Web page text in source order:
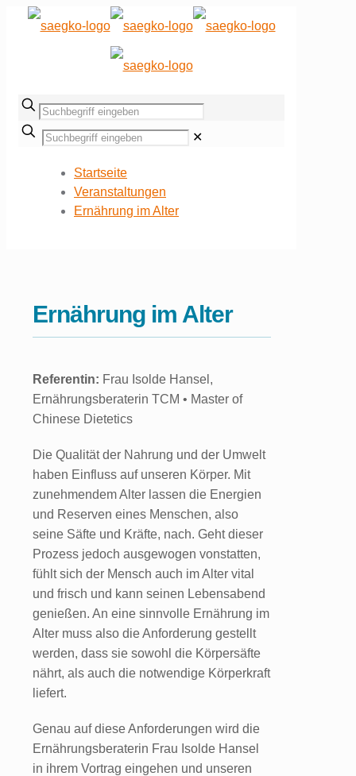
✕
Startseite
Veranstaltungen
Ernährung im Alter
Ernährung im Alter
Referentin: Frau Isolde Hansel,
Ernährungsberaterin TCM • Master of
Chinese Dietetics
Die Qualität der Nahrung und der Umwelt
haben Einfluss auf unseren Körper. Mit
zunehmendem Alter lassen die Energien
und Reserven eines Menschen, also
seine Säfte und Kräfte, nach. Geht dieser
Prozess jedoch ausgewogen vonstatten,
fühlt sich der Mensch auch im Alter vital
und frisch und kann seinen Lebensabend
genießen. An eine sinnvolle Ernährung im
Alter muss also die Anforderung gestellt
werden, dass sie sowohl die Körpersäfte
nährt, als auch die notwendige Körperkraft
liefert.
Genau auf diese Anforderungen wird die
Ernährungsberaterin Frau Isolde Hansel
in ihrem Vortrag eingehen und unseren